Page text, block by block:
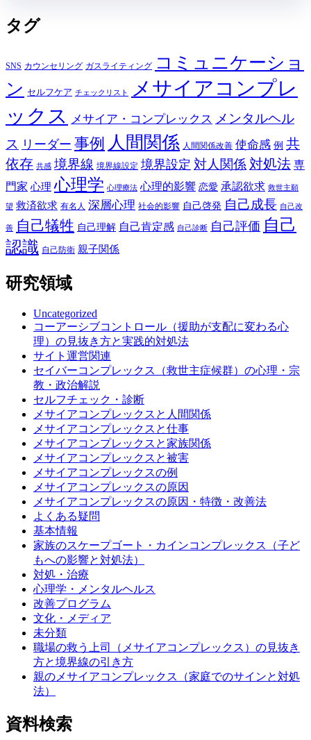
タグ
SNS カウンセリング ガスライティング コミュニケーショ
ン セルフケア チェックリスト
メサイアコンプレ
ックス
メサイア・コンプレックス メンタルヘル
ス リーダー 事例 人間関係 人間関係改善 使命感 例 共
依存 共感 境界線 境界線設定 境界設定 対人関係 対処法 専
門家 心理 心理学 心理療法 心理的影響 恋愛 承認欲求 救世主願
望 救済欲求 有名人 深層心理 社会的影響 自己啓発 自己成長 自己改
善 自己犠牲 自己理解 自己肯定感 自己診断 自己評価 自己
認識 自己防衛 親子関係
研究領域
Uncategorized
コーアーシブコントロール（援助が支配に変わる心
理）の見抜き方と実践的対処法
サイト運営関連
セイバーコンプレックス（救世主症候群）の心理・宗
教・政治解説
セルフチェック・診断
メサイアコンプレックスと人間関係
メサイアコンプレックスと仕事
メサイアコンプレックスと家族関係
メサイアコンプレックスと被害
メサイアコンプレックスの例
メサイアコンプレックスの原因
メサイアコンプレックスの原因・特徴・改善法
よくある疑問
基本情報
家族のスケープゴート・カインコンプレックス（子ど
もへの影響と対処法）
対処・治療
心理学・メンタルヘルス
改善プログラム
文化・メディア
未分類
職場の救う上司（メサイアコンプレックス）の見抜き
方と境界線の引き方
親のメサイアコンプレックス（家庭でのサインと対処
法）
資料検索